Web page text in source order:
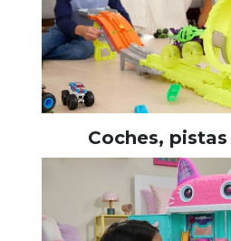
Coches,